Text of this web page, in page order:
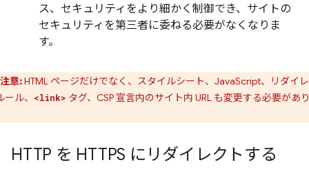
ス、セキュリティをより細かく制御でき、サイトの
セキュリティを第三者に委ねる必要がなくなりま
す。
注意:HTML ページだけでなく、スタイルシート、JavaScript、リダイ
ール、
<link> タグ、CSP 宣言内のサイト内 URL も変更する必要があ
HTTP を HTTPS にリダイレクトする